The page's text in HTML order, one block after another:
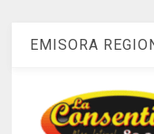
EMISORA